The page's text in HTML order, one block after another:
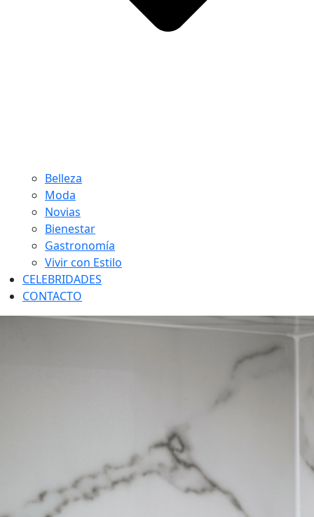
Belleza
Moda
Novias
Bienestar
Gastronomía
Vivir con Estilo
CELEBRIDADES
CONTACTO